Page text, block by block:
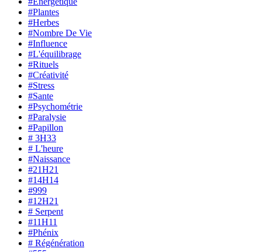
#Plantes
#Herbes
#Nombre De Vie
#Influence
#L'équilibrage
#Rituels
#Créativité
#Stress
#Sante
#Psychométrie
#Paralysie
#Papillon
# 3H33
# L'heure
#Naissance
#21H21
#14H14
#999
#12H21
# Serpent
#11H11
#Phénix
# Régénération